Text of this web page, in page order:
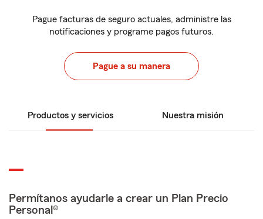
Pague facturas de seguro actuales, administre las
notificaciones y programe pagos futuros.
Pague a su manera
Productos y servicios Nuestra misión
Permítanos ayudarle a crear un Plan Precio
Personal®